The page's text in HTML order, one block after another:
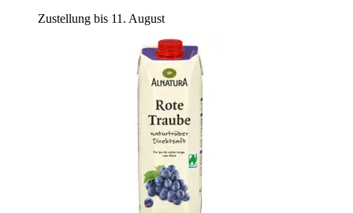
Zustellung bis 11. August